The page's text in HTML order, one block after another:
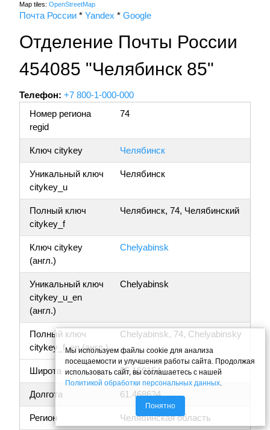
Map tiles: OpenStreetMap
Почта России * Yandex * Google
Отделение Почты России
454085 "Челябинск 85"
Телефон: +7 800-1-000-000
Номер региона
regid
74
Ключ citykey Челябинск
Уникальный ключ
citykey_u
Челябинск
Полный ключ
citykey_f
Челябинск, 74, Челябинский
Ключ citykey
(англ.)
Chelyabinsk
Уникальный ключ
citykey_u_en
(англ.)
Chelyabinsk
Полный ключ
citykey_f_en (англ.)
Chelyabinsk, 74, Chelyabinsky
Широта 55.169154
Долгота 61.468634
Регион Челябинская область
Мы используем файлы cookie для анализа
посещаемости и улучшения работы сайта. Продолжая
использовать сайт, вы соглашаетесь с нашей
Политикой обработки персональных данных
Понятно